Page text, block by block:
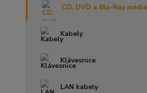
CD, DVD a Blu-Ray média
Kabely
Klávesnice
LAN kabely